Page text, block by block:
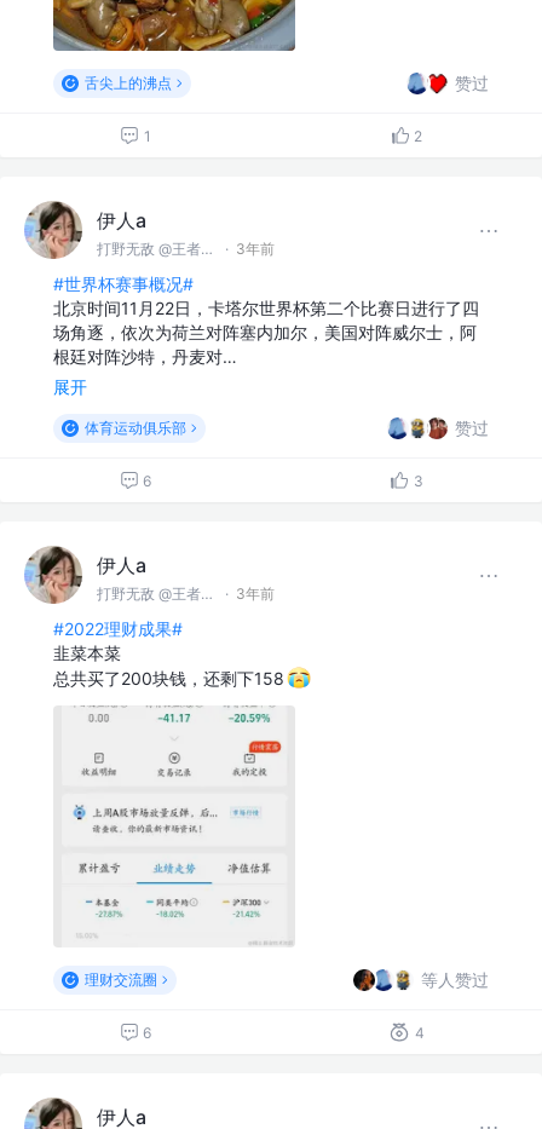
舌尖上的沸点 赞过
1 2
伊人a
打野无敌 @王者峡谷 · 3年前
#世界杯赛事概况#
北京时间11月22日，卡塔尔世界杯第二个比赛日进行了四
场角逐，依次为荷兰对阵塞内加尔，美国对阵威尔士，阿
根廷对阵沙特，丹麦对…
展开
体育运动俱乐部 赞过
6 3
伊人a
打野无敌 @王者峡谷 · 3年前
#2022理财成果#
韭菜本菜
总共买了200块钱，还剩下158
理财交流圈 等人赞过
6 4
伊人a